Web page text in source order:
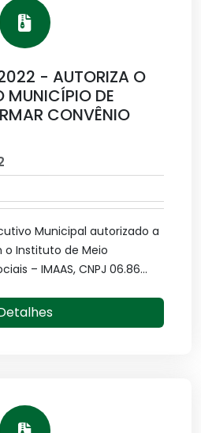
- AUTORIZA O
MUNICÍPIO DE
CONVÊNIO
Municipal autorizado a
Instituto de Meio
– IMAAS, CNPJ 06.86...